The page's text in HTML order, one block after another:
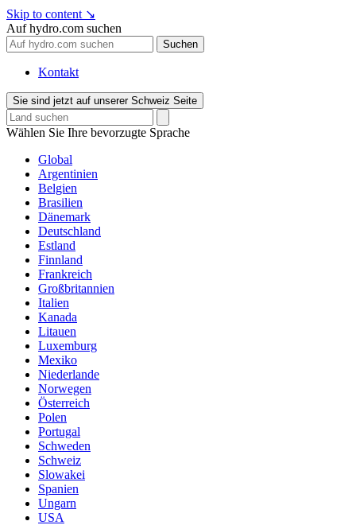
Skip to content ↘
Auf hydro.com suchen
Suchen
Kontakt
Sie sind jetzt auf unserer Schweiz Seite
Wählen Sie Ihre bevorzugte Sprache
Global
Argentinien
Belgien
Brasilien
Dänemark
Deutschland
Estland
Finnland
Frankreich
Großbritannien
Italien
Kanada
Litauen
Luxemburg
Mexiko
Niederlande
Norwegen
Österreich
Polen
Portugal
Schweden
Schweiz
Slowakei
Spanien
Ungarn
USA